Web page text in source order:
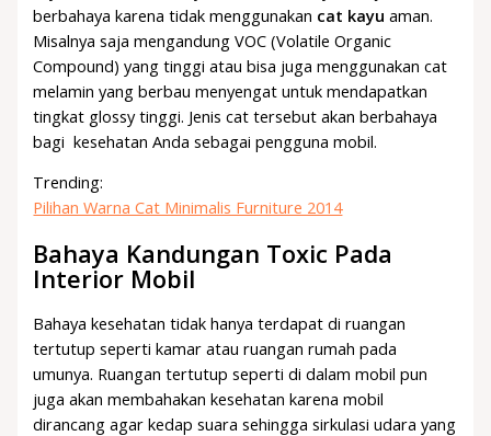
berbahaya karena tidak menggunakan cat kayu aman.
Misalnya saja mengandung VOC (Volatile Organic
Compound) yang tinggi atau bisa juga menggunakan cat
melamin yang berbau menyengat untuk mendapatkan
tingkat glossy tinggi. Jenis cat tersebut akan berbahaya
bagi kesehatan Anda sebagai pengguna mobil.
Trending:
Pilihan Warna Cat Minimalis Furniture 2014
Bahaya Kandungan Toxic Pada
Interior Mobil
Bahaya kesehatan tidak hanya terdapat di ruangan
tertutup seperti kamar atau ruangan rumah pada
umunya. Ruangan tertutup seperti di dalam mobil pun
juga akan membahakan kesehatan karena mobil
dirancang agar kedap suara sehingga sirkulasi udara yang